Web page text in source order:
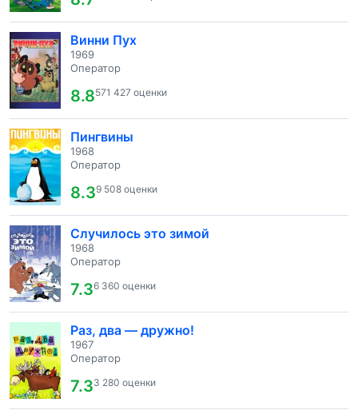
Винни Пух
1969
Оператор
8.8571 427 оценки
Пингвины
1968
Оператор
8.39 508 оценки
Случилось это зимой
1968
Оператор
7.36 360 оценки
Раз, два — дружно!
1967
Оператор
7.33 280 оценки